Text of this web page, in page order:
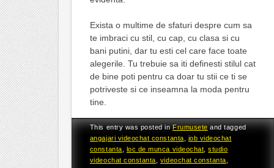
Exista o multime de sfaturi despre cum sa
te imbraci cu stil, cu cap, cu clasa si cu
bani putini, dar tu esti cel care face toate
alegerile. Tu trebuie sa iti definesti stilul cat
de bine poti pentru ca doar tu stii ce ti se
potriveste si ce inseamna la moda pentru
tine.
This entry was posted inFrumuseteand tagged
angajari videochat constanta, job videochat
constanta, loc de munca videochat,studio
videochat constanta, videochat constanta,